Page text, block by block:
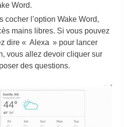
Word.
cocher l’option Wake Word,
mains libres. Si vous pouvez
dire « Alexa » pour lancer
vous allez devoir cliquer sur
des questions.